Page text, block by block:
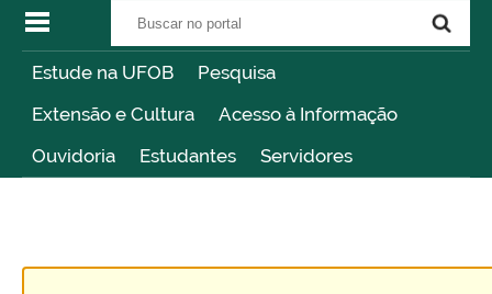
Estude na UFOB
Pesquisa
Extensão e Cultura
Acesso à Informação
Ouvidoria
Estudantes Servidores